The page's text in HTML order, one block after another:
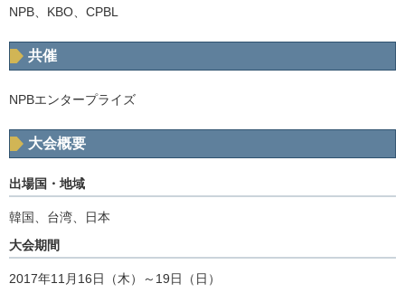
NPB、KBO、CPBL
共催
NPBエンタープライズ
大会概要
出場国・地域
韓国、台湾、日本
大会期間
2017年11月16日（木）～19日（日）